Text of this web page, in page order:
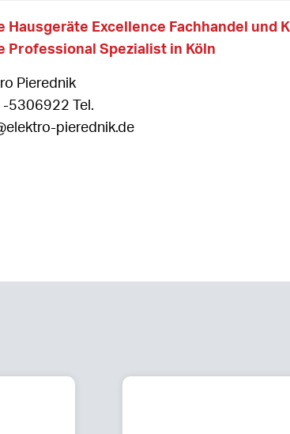
Hausgeräte Excellence Fachhandel und
Professional Spezialist in Köln
Pierednik
5306922 Tel.
pierednik.de